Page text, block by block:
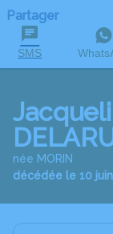
Partager
SMS
née MORIN
décédée le 10